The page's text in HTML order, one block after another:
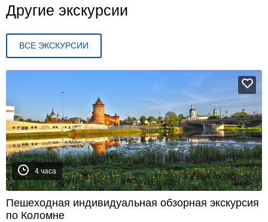
Другие экскурсии
ВСЕ ЭКСКУРСИИ
4 часа
Пешеходная индивидуальная обзорная экскурсия
по Коломне